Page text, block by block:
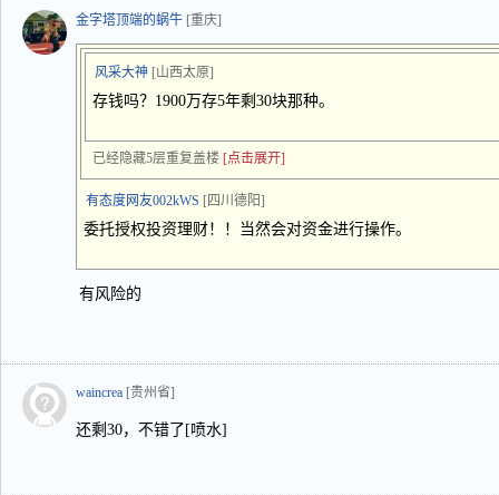
金字塔顶端的蜗牛 [重庆]
风采大神 [山西太原]
存钱吗？1900万存5年剩30块那种。
已经隐藏5层重复盖楼 [点击展开]
有态度网友002kWS [四川德阳]
委托授权投资理财！！当然会对资金进行操作。
有风险的
waincrea [贵州省]
还剩30，不错了[喷水]